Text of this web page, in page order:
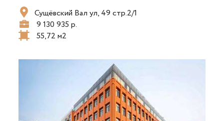
Сущёвский Вал ул, 49 стр.2/1
9 130 935 р.
55,72 м2